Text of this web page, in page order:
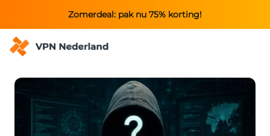
Zomerdeal: pak nu 75% korting!